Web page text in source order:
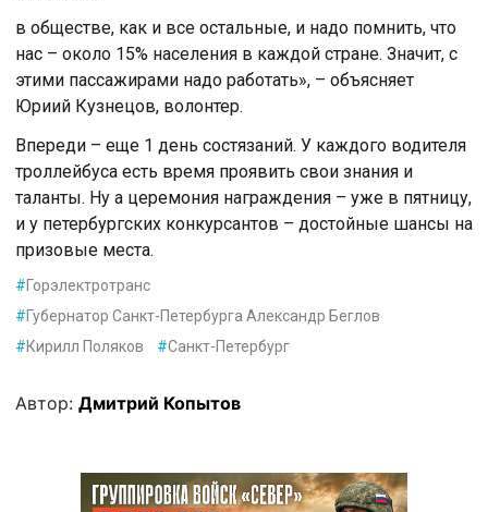
в обществе, как и все остальные, и надо помнить, что
нас – около 15% населения в каждой стране. Значит, с
этими пассажирами надо работать», – объясняет
Юриий Кузнецов, волонтер.
Впереди – еще 1 день состязаний. У каждого водителя
троллейбуса есть время проявить свои знания и
таланты. Ну а церемония награждения – уже в пятницу,
и у петербургских конкурсантов – достойные шансы на
призовые места.
#Горэлектротранс
#Губернатор Санкт-Петербурга Александр Беглов
#Кирилл Поляков #Санкт-Петербург
Автор: Дмитрий Копытов